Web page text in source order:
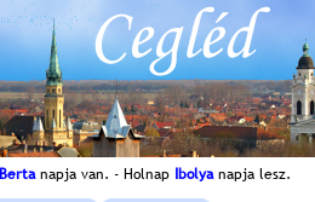
Bertanapja van. - Holnap Ibolyanapja lesz.